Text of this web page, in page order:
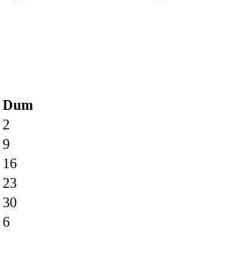
Dum
2
9
16
23
30
6